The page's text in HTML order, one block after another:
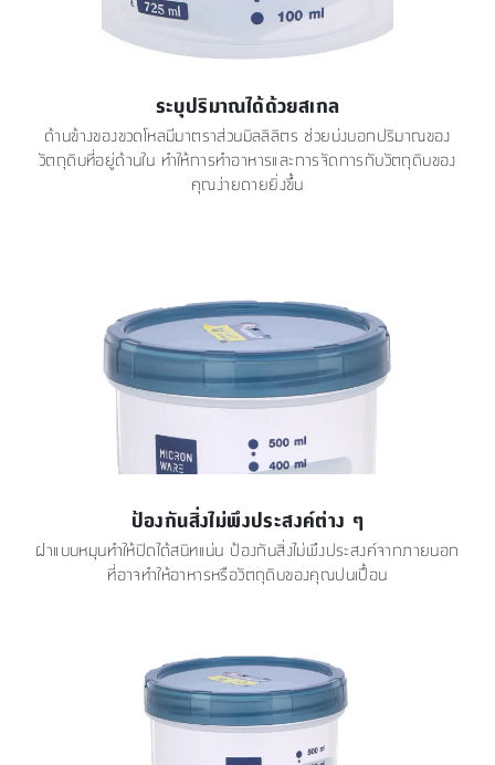
ระบุปริมาณได้ด้วยสเกล
ด้านข้างของขวดโหลมีมาตราส่วนมิลลิลิตร ช่วยบ่งบอกปริมาณของ
วัตถุดิบที่อยู่ด้านใน ทำให้การทำอาหารและการจัดการกับวัตถุดิบของ
คุณง่ายดายยิ่งขึ้น
ป้องกันสิ่งไม่พึงประสงค์ต่าง ๆ
ฝาแบบหมุนทำให้ปิดได้สนิทแน่น ป้องกันสิ่งไม่พึงประสงค์จากภายนอก
ที่อาจทำให้อาหารหรือวัตถุดิบของคุณปนเปื้อน